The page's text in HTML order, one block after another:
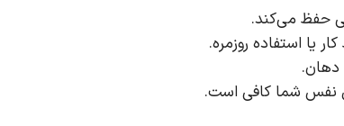
حفظ می‌کند.
یا استفاده روزمره.
دهان.
نفس شما کافی است.